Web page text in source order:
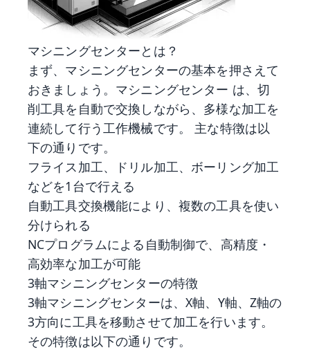
マシニングセンターとは？
まず、マシニングセンターの基本を押さえて
おきましょう。マシニングセンター は、切
削工具を自動で交換しながら、多様な加工を
連続して行う工作機械です。 主な特徴は以
下の通りです。
フライス加工、ドリル加工、ボーリング加工
などを1台で行える
自動工具交換機能により、複数の工具を使い
分けられる
NCプログラムによる自動制御で、高精度・
高効率な加工が可能
3軸マシニングセンターの特徴
3軸マシニングセンターは、X軸、Y軸、Z軸の
3方向に工具を移動させて加工を行います。
その特徴は以下の通りです。